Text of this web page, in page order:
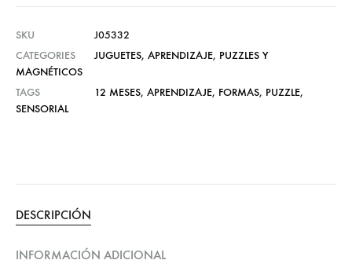
SKU
J05332
CATEGORIES
JUGUETES, APRENDIZAJE, PUZZLES Y
MAGNÉTICOS
TAGS
12 MESES, APRENDIZAJE, FORMAS, PUZZLE,
SENSORIAL
DESCRIPCIÓN
INFORMACIÓN ADICIONAL